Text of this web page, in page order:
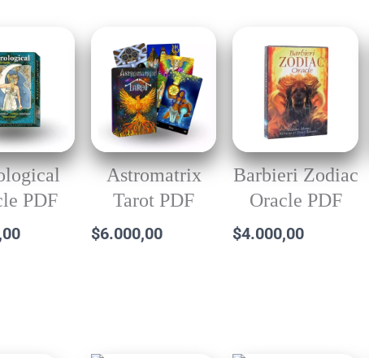
PDF
Astromatrix
Tarot PDF
$6.000,00
Barbieri Zodiac
Oracle PDF
$4.000,00